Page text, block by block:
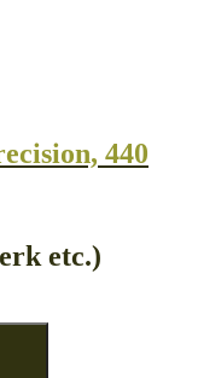
440
etc.)